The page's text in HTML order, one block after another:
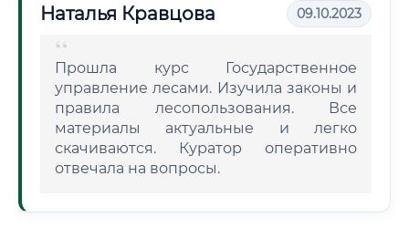
Наталья Кравцова 09.10.2023
Прошла курс Государственное
управление лесами. Изучила законы и
правила лесопользования. Все
материалы актуальные и легко
скачиваются. Куратор оперативно
отвечала на вопросы.